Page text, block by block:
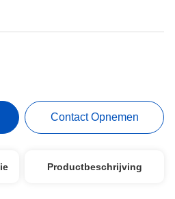
Contact Opnemen
Productbeschrijving